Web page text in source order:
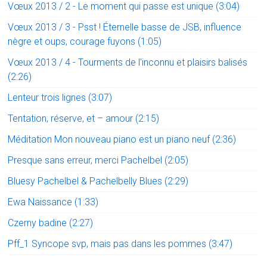
Vœux 2013 / 2 - Le moment qui passe est unique (3:04)
Vœux 2013 / 3 - Psst ! Éternelle basse de JSB, influence
nègre et oups, courage fuyons (1:05)
Vœux 2013 / 4 - Tourments de l'inconnu et plaisirs balisés
(2:26)
Lenteur trois lignes (3:07)
Tentation, réserve, et – amour (2:15)
Méditation Mon nouveau piano est un piano neuf (2:36)
Presque sans erreur, merci Pachelbel (2:05)
Bluesy Pachelbel & Pachelbelly Blues (2:29)
Ewa Naissance (1:33)
Czerny badine (2:27)
Pff_1 Syncope svp, mais pas dans les pommes (3:47)